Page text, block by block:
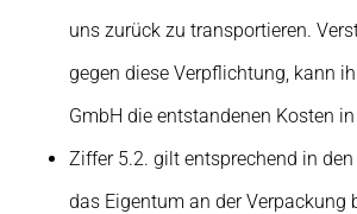
uns zurück zu transportieren.
gegen diese Verpflichtung, kann
GmbH die entstandenen Kosten
Ziffer 5.2. gilt entsprechend in
das Eigentum an der Verpackung